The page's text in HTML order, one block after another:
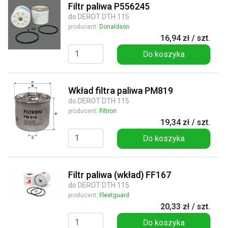
Filtr paliwa P556245
do DEROT DTH 115
producent: Donaldson
16,94 zł / szt.
Do koszyka
Wkład filtra paliwa PM819
do DEROT DTH 115
producent: Filtron
19,34 zł / szt.
Do koszyka
Filtr paliwa (wkład) FF167
do DEROT DTH 115
producent: Fleetguard
20,33 zł / szt.
Do koszyka